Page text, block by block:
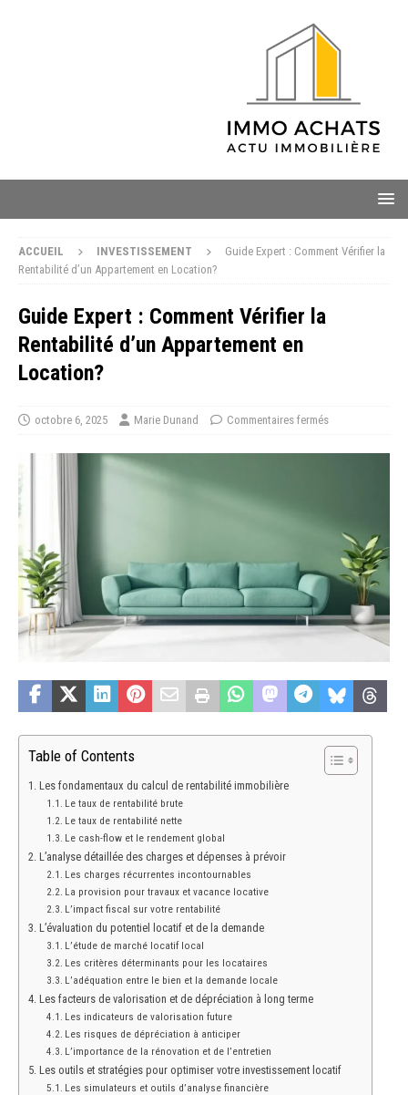
ACCUEIL INVESTISSEMENT
Guide Expert : Comment Vérifier la
Rentabilité d’un Appartement en Location?
Guide Expert : Comment Vérifier la
Rentabilité d’un Appartement en
Location?
octobre 6, 2025 Marie Dunand Commentaires fermés
Table of Contents
Les fondamentaux du calcul de rentabilité immobilière
Le taux de rentabilité brute
Le taux de rentabilité nette
Le cash-flow et le rendement global
L’analyse détaillée des charges et dépenses à prévoir
Les charges récurrentes incontournables
La provision pour travaux et vacance locative
L’impact fiscal sur votre rentabilité
L’évaluation du potentiel locatif et de la demande
L’étude de marché locatif local
Les critères déterminants pour les locataires
L’adéquation entre le bien et la demande locale
Les facteurs de valorisation et de dépréciation à long terme
Les indicateurs de valorisation future
Les risques de dépréciation à anticiper
L’importance de la rénovation et de l’entretien
Les outils et stratégies pour optimiser votre investissement locatif
Les simulateurs et outils d’analyse financière